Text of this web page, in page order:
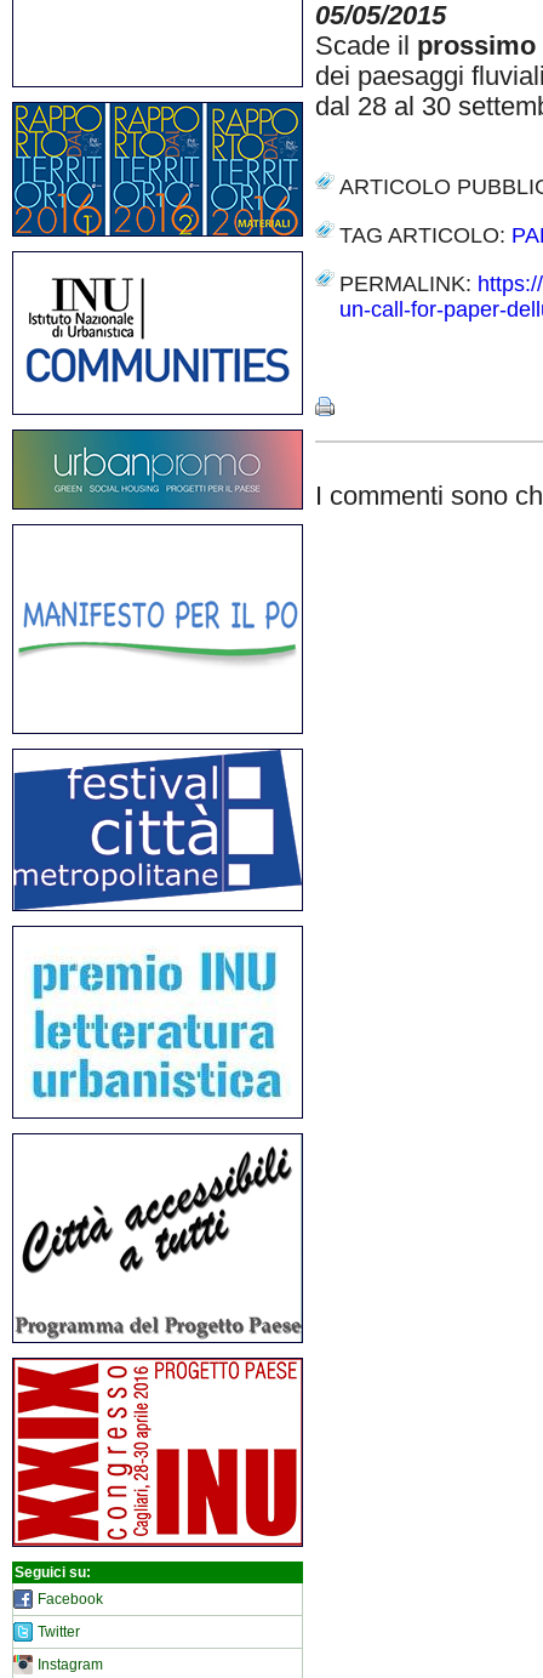
Seguici su:
Facebook
Twitter
Instagram
05/05/2015
Scade il prossimo
dei paesaggi
dal 28 al 30
ARTICOLO
TAG ARTICOLO:
PERMALINK:
un-call-for-paper-
I commenti sono